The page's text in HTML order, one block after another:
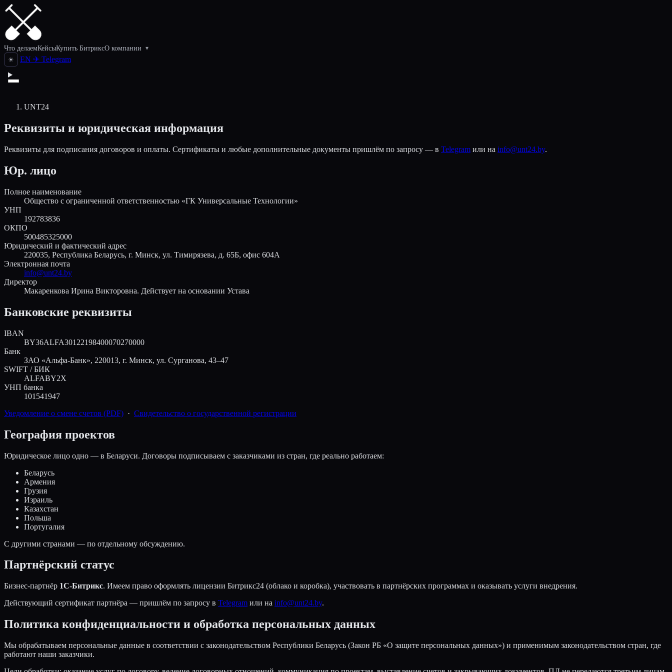
Что делаемКейсыКупить БитриксО компании ▾
☀ EN ✈ Telegram
UNT24
Реквизиты и юридическая информация
Реквизиты для подписания договоров и оплаты. Сертификаты и любые дополнительные документы пришлём по запросу — в Telegram или на info@unt24.by.
Юр. лицо
Полное наименование
Общество с ограниченной ответственностью «ГК Универсальные Технологии»
УНП
192783836
ОКПО
500485325000
Юридический и фактический адрес
220035, Республика Беларусь, г. Минск, ул. Тимирязева, д. 65Б, офис 604А
Электронная почта
info@unt24.by
Директор
Макаренкова Ирина Викторовна. Действует на основании Устава
Банковские реквизиты
IBAN
BY36ALFA30122198400070270000
Банк
ЗАО «Альфа-Банк», 220013, г. Минск, ул. Сурганова, 43–47
SWIFT / БИК
ALFABY2X
УНП банка
101541947
Уведомление о смене счетов (PDF) · Свидетельство о государственной регистрации
География проектов
Юридическое лицо одно — в Беларуси. Договоры подписываем с заказчиками из стран, где реально работаем:
Беларусь
Армения
Грузия
Израиль
Казахстан
Польша
Португалия
С другими странами — по отдельному обсуждению.
Партнёрский статус
Бизнес-партнёр 1С-Битрикс. Имеем право оформлять лицензии Битрикс24 (облако и коробка), участвовать в партнёрских программах и оказывать услуги внедрения.
Действующий сертификат партнёра — пришлём по запросу в Telegram или на info@unt24.by.
Политика конфиденциальности и обработка персональных данных
Мы обрабатываем персональные данные в соответствии с законодательством Республики Беларусь (Закон РБ «О защите персональных данных») и применимым законодательством стран, где
работают наши заказчики.